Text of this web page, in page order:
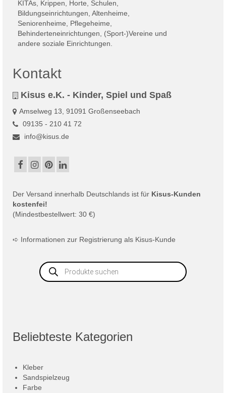
Kontakt
Kisus e.K. - Kinder, Spiel und Spaß
Amselweg 13, 91091 Großenseebach
09135 - 210 41 72
info@kisus.de
Der Versand innerhalb Deutschlands ist für Kisus-Kunden
kostenfei!
(Mindestbestellwert: 30 €)
➪ Informationen zur Registrierung als Kisus-Kunde
Products
search
Beliebteste Kategorien
Kleber
Sandspielzeug
Farbe